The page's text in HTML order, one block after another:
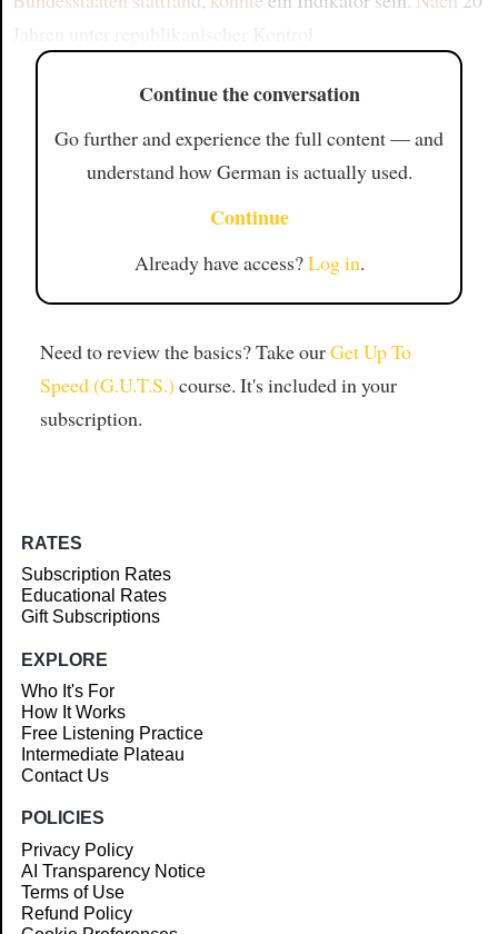
Continue the conversation
Go further and experience the full content — and
understand how German is actually used.
Continue
Already have access?Log in.
Need to review the basics? Take ourGet Up To
Speed (G.U.T.S.) course. It's included in your
subscription.
RATES
Subscription Rates
Educational Rates
Gift Subscriptions
EXPLORE
Who It's For
How It Works
Free Listening Practice
Intermediate Plateau
Contact Us
POLICIES
Privacy Policy
AI Transparency Notice
Terms of Use
Refund Policy